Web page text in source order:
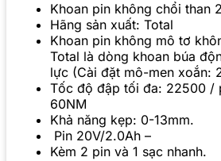
Khoan pin không chổi than
Hãng sản xuất: Total
Khoan pin không mô tơ
Total là dòng khoan búa
lực (Cài đặt mô-men xoắn:
Tốc độ đập tối đa: 22500 /
60NM
Khả năng kẹp: 0-13mm.
Pin 20V/2.0Ah –
Kèm 2 pin và 1 sạc nhanh.